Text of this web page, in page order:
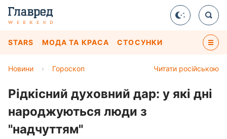
STARS МОДА ТА КРАСА СТОСУНКИ
Читати російською
Новини › Гороскоп
Рідкісний духовний дар: у які дні
народжуються люди з
"надчуттям"